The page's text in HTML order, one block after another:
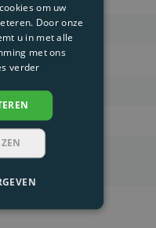
levertijd 10
om uw
Door onze
u in met alle
met ons
verder